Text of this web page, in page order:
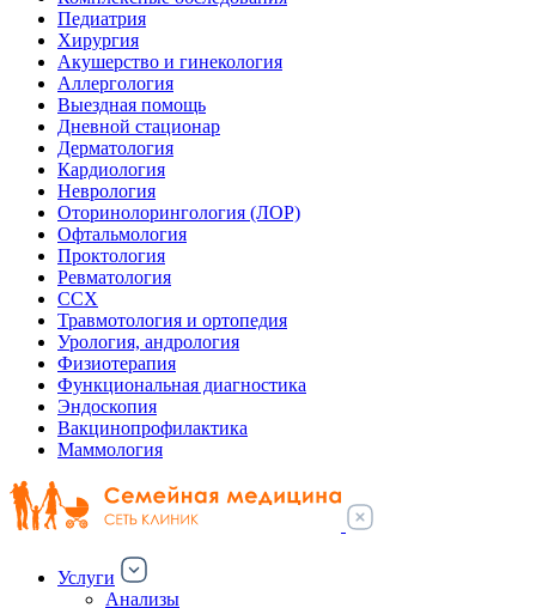
Педиатрия
Хирургия
Акушерство и гинекология
Аллергология
Выездная помощь
Дневной стационар
Дерматология
Кардиология
Неврология
Оторинолорингология (ЛОР)
Офтальмология
Проктология
Ревматология
ССХ
Травмотология и ортопедия
Урология, андрология
Физиотерапия
Функциональная диагностика
Эндоскопия
Вакцинопрофилактика
Маммология
Услуги
Анализы